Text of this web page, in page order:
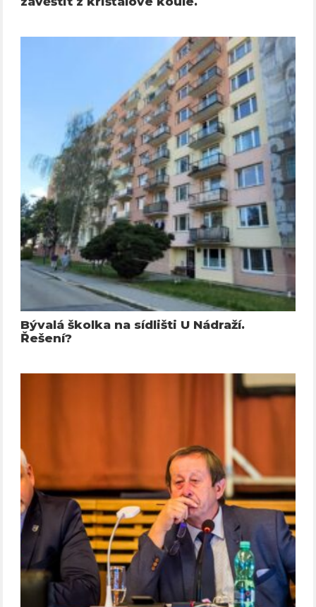
Bývalá školka na sídlišti U Nádraží.
Řešení?